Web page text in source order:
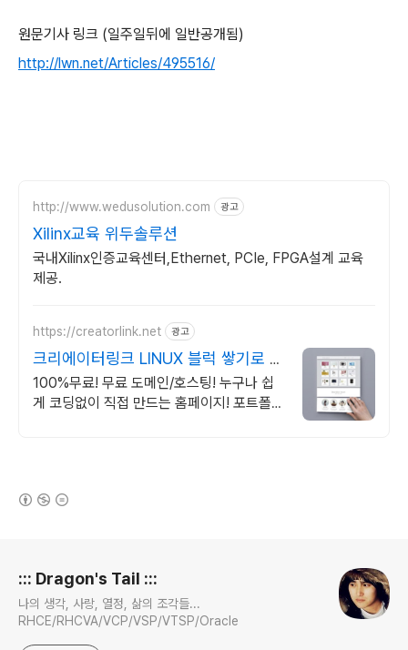
원문기사 링크 (일주일뒤에 일반공개됨)
http://lwn.net/Articles/495516/
http://www.wedusolution.com 광고
Xilinx교육 위두솔루션
국내Xilinx인증교육센터,Ethernet, PCIe, FPGA설계 교육
제공.
https://creatorlink.net 광고
크리에이터링크 LINUX 블럭 쌓기로 만
드는 홈페이지
100%무료! 무료 도메인/호스팅! 누구나 쉽
게 코딩없이 직접 만드는 홈페이지! 포트폴리
::: Dragon's Tail :::
나의 생각, 사랑, 열정, 삶의 조각들...
RHCE/RHCVA/VCP/VSP/VTSP/Oracle